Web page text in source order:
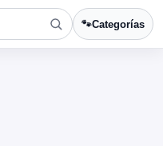
🐾Categorías